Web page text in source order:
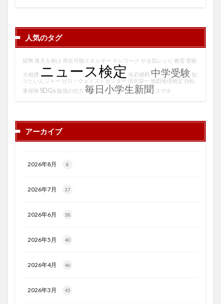
人気のタグ
紙幣 青天を衝け 再生可能エネルギー テレワーク やる気レシピ 教育 受験
大相撲 ニュース検定 化石燃料 中学受験 知
りたいんジャー ゼロ・ウェイストセンター 渋沢栄一 地図地理検定 自転
車保険 SDGs 勉強の仕方 毎日小学生新聞 スマホ
アーカイブ
2026年8月 8
2026年7月 37
2026年6月 38
2026年5月 40
2026年4月 46
2026年3月 45